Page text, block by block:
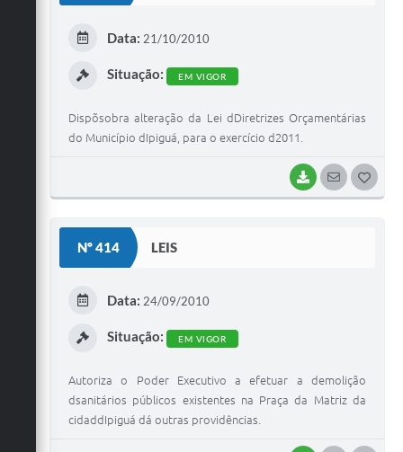
BAIXARSEGUIR
Data: 21/10/2010
Situação: EM VIGOR
Dispõsobra alteração da Lei dDiretrizes Orçamentárias
do Município dIpiguá, para o exercício d2011.
Nº 414 LEIS
Data: 24/09/2010
Situação: EM VIGOR
Autoriza o Poder Executivo a efetuar a demolição
dsanitários públicos existentes na Praça da Matriz da
cidaddIpiguá dá outras providências.